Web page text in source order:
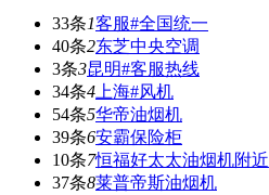
33条1客服#全国统一
40条2东芝中央空调
3条3昆明#客服热线
34条4 上海#风机
54条5华帝油烟机
39条6安霸保险柜
10条7恒福好太太油烟机附近
37条8莱普帝斯油烟机